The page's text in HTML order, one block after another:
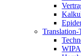
Translation-